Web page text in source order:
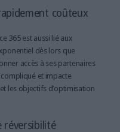
coûteux
365 est aussi lié aux
dès lors que
accès à ses partenaires
et impacte
les objectifs d’optimisation
réversibilité